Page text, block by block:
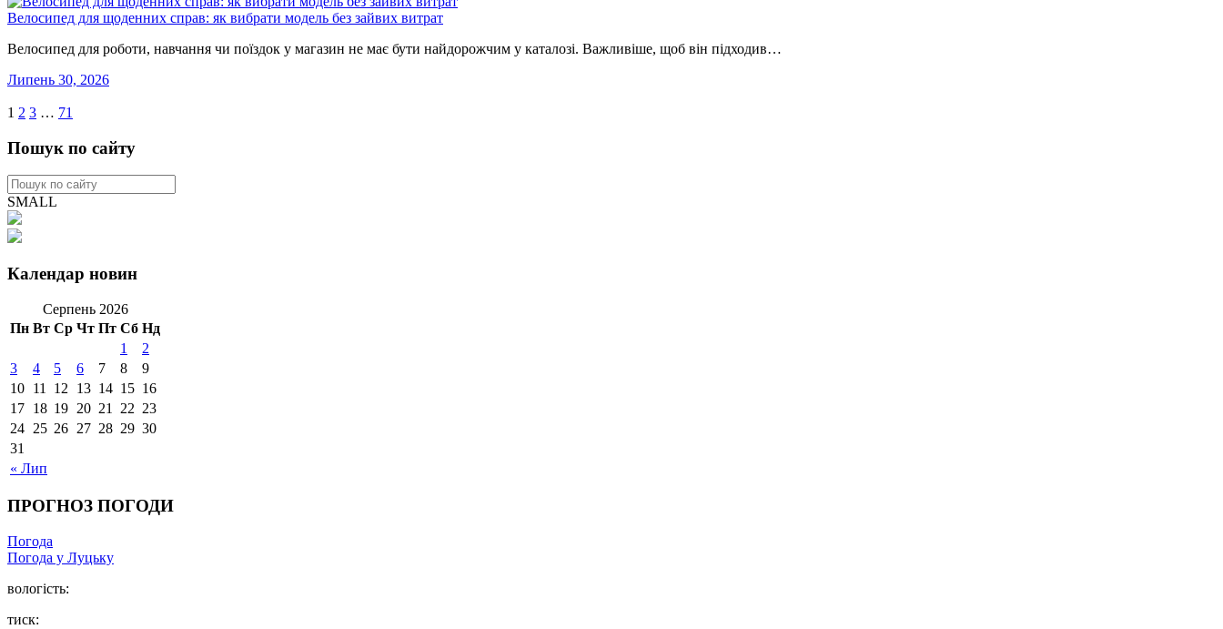
Велосипед для щоденних справ: як вибрати модель без зайвих витрат
Велосипед для роботи, навчання чи поїздок у магазин не має бути найдорожчим у каталозі. Важливіше, щоб він підходив…
Липень 30, 2026
1 2 3 … 71
Пошук по сайту
SMALL
Календар новин
Серпень 2026
Пн Вт Ср Чт Пт Сб Нд
« Лип
1
2
3
4 5 6 7 8
9
10 11 12 13 14 15 16
17 18 19 20 21 22 23
24 25 26 27 28 29 30
31
ПРОГНОЗ ПОГОДИ
Погода
Погода у Луцьку
вологість:
тиск: